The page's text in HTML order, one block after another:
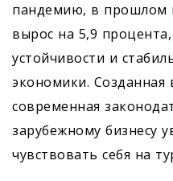
пандемию, в прошлом
вырос на 5,9
устойчивости и
экономики. Созданная
современная
зарубежному бизнесу
чувствовать себя на